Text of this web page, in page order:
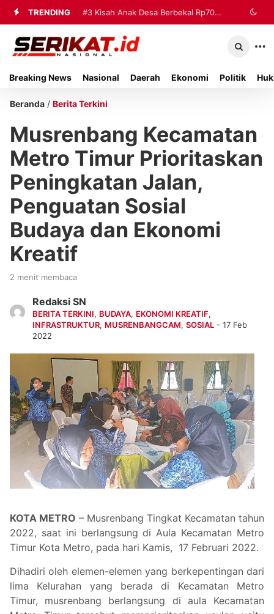
TRENDING #2 Perkimhub Sumenep
Matangkan Pelaksanaan RTLH 2026,
#3 Kisah Anak Desa Berbekal Rp70
Ribu Jadi Referensi Akademik
Breaking News Nasional Daerah Ekonomi Politik
Beranda / Berita Terkini
Musrenbang Kecamatan
Metro Timur Prioritaskan
Peningkatan Jalan,
Penguatan Sosial
Budaya dan Ekonomi
Kreatif
2 menit membaca
Redaksi SN
BERITA TERKINI, BUDAYA, EKONOMI KREATIF,
INFRASTRUKTUR, MUSRENBANGCAM, SOSIAL- 17 Feb
2022
KOTA METRO – Musrenbang Tingkat Kecamatan tahun
2022, saat ini berlangsung di Aula Kecamatan Metro
Timur Kota Metro, pada hari Kamis, 17 Februari 2022.
Dihadiri oleh elemen-elemen yang berkepentingan dari
lima Kelurahan yang berada di Kecamatan Metro
Timur, musrenbang berlangsung di aula Kecamatan